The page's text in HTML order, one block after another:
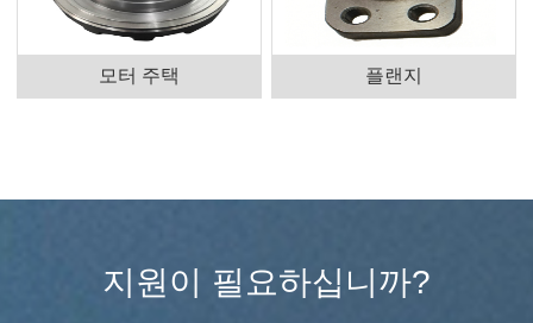
모터 주택 플랜지
지원이 필요하십니까?